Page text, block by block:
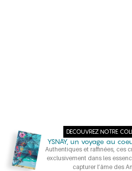
DECOUVREZ NOTRE
YSNAY, un voyage au
Authentiques et raffinées, ces
exclusivement dans les
capturer l’âme des